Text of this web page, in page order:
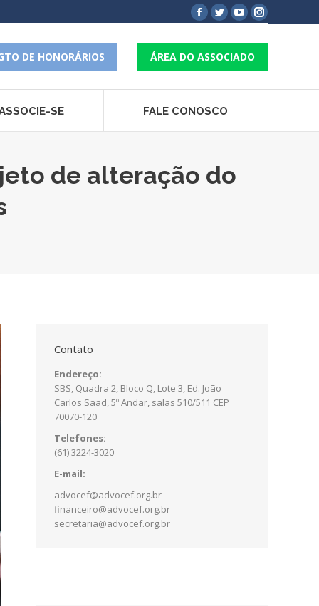
Facebook
opens
in
new
window
Twitter
opens
in
new
window
YouTube
opens
in
new
Instagram
in
new
DE HONORÁRIOS ÁREA DO ASSOCIADO
SE FALE CONOSCO
de alteração do
Contato
Endereço:
SBS, Quadra 2, Bloco Q, Lote 3, Ed. João
Carlos Saad, 5º Andar, salas 510/511 CEP
70070-120
Telefones:
(61) 3224-3020
E-mail:
advocef@advocef.org.br
financeiro@advocef.org.br
secretaria@advocef.org.br